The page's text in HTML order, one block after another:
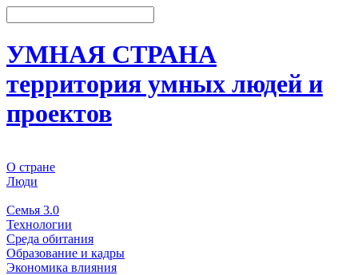
УМНАЯ СТРАНА
территория умных людей и
проектов
О стране
Люди
Семья 3.0
Технологии
Среда обитания
Образование и кадры
Экономика влияния